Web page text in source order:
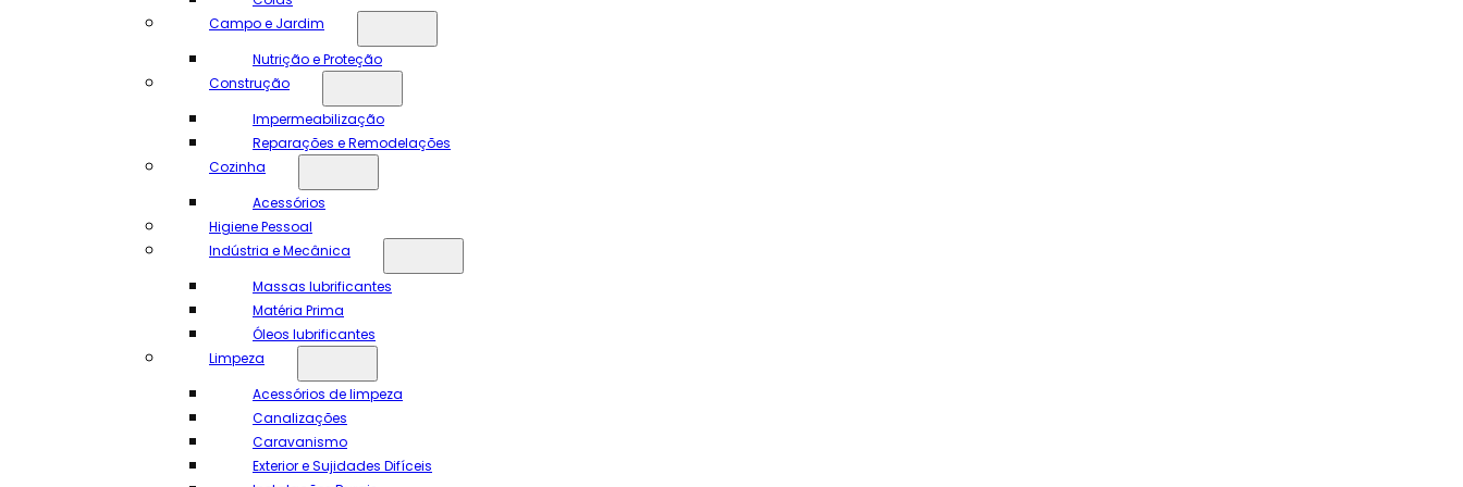
Campo e Jardim
Nutrição e Proteção
Construção
Impermeabilização
Reparações e Remodelações
Cozinha
Acessórios
Higiene Pessoal
Indústria e Mecânica
Massas lubrificantes
Matéria Prima
Óleos lubrificantes
Limpeza
Acessórios de limpeza
Canalizações
Caravanismo
Exterior e Sujidades Difíceis